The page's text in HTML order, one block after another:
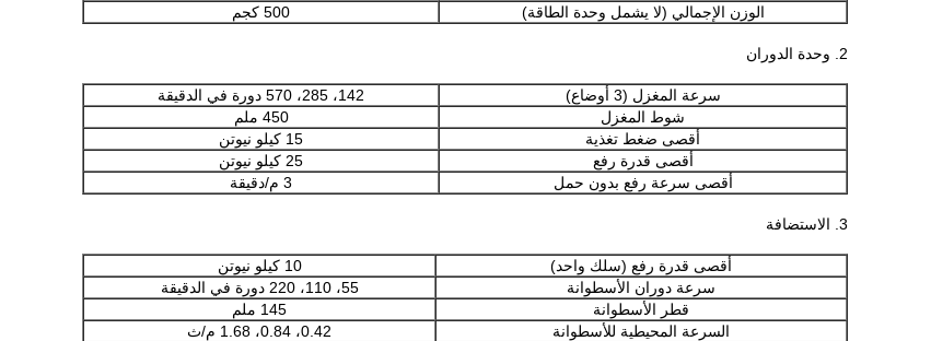
الوزن الإجمالي (لا يشمل وحدة الطاقة)
500 كجم
2. وحدة الدوران
سرعة المغزل (3 أوضاع)
142، 285، 570 دورة في الدقيقة
شوط المغزل
450 ملم
أقصى ضغط تغذية
15 كيلو نيوتن
أقصى قدرة رفع
25 كيلو نيوتن
أقصى سرعة رفع بدون حمل
3 م/دقيقة
3. الاستضافة
أقصى قدرة رفع (سلك واحد)
10 كيلو نيوتن
سرعة دوران الأسطوانة
55، 110، 220 دورة في الدقيقة
قطر الأسطوانة
145 ملم
السرعة المحيطية للأسطوانة
0.42، 0.84، 1.68 م/ث